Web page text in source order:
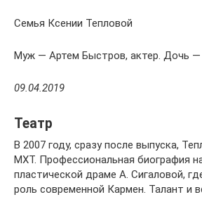
Семья Ксении Тепловой
Муж — Артем Быстров, актер. Дочь —
09.04.2019
Театр
В 2007 году, сразу после выпуска,
МХТ. Профессиональная биография
пластической драме А. Сигаловой,
роль современной Кармен. Талант и